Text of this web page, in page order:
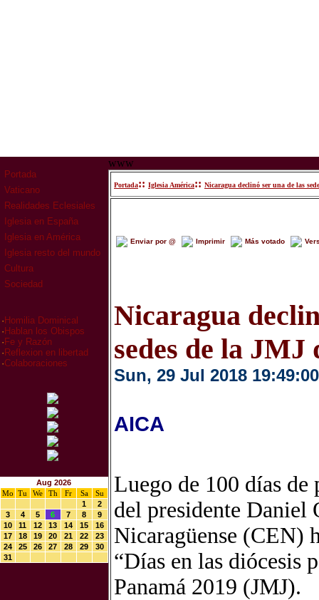
Portada
Vaticano
Realidades Eclesiales
Iglesia en España
Iglesia en América
Iglesia resto del mundo
Cultura
Sociedad
· Homilia Dominical
· Hablan los Obispos
· Fe y Razón
· Reflexion en libertad
·Colaboraciones
Aug 2026
Mo
Tu We Th Fr Sa
Su
1
2
3
4 5 6 7 8
9
10
11 12 13 14 15
16
17
18 19 20 21 22
23
24
25 26 27 28 29
30
31
www
Portada:: Iglesia América:: Nicaragua declinó ser una de las
Enviar por @ Imprimir Más votado
Nicaragua
sedes de la JMJ
Sun, 29 Jul 2018 19:49:00
AICA
Luego de 100 días de
del presidente Daniel
Nicaragüense (CEN)
“Días en las diócesis
Panamá 2019 (JMJ).